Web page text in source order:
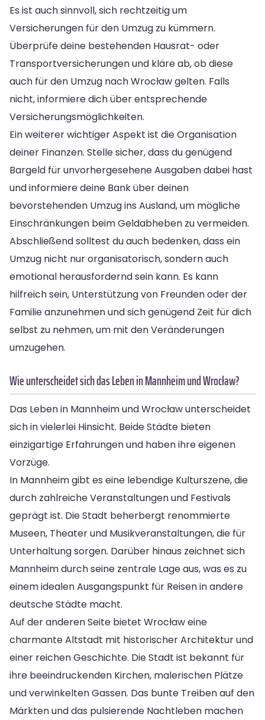
Es ist auch sinnvoll, sich rechtzeitig um
Versicherungen für den Umzug zu kümmern.
Überprüfe deine bestehenden Hausrat- oder
Transportversicherungen und kläre ab, ob diese
auch für den Umzug nach Wrocław gelten. Falls
nicht, informiere dich über entsprechende
Versicherungsmöglichkeiten.
Ein weiterer wichtiger Aspekt ist die Organisation
deiner Finanzen. Stelle sicher, dass du genügend
Bargeld für unvorhergesehene Ausgaben dabei hast
und informiere deine Bank über deinen
bevorstehenden Umzug ins Ausland, um mögliche
Einschränkungen beim Geldabheben zu vermeiden.
Abschließend solltest du auch bedenken, dass ein
Umzug nicht nur organisatorisch, sondern auch
emotional herausfordernd sein kann. Es kann
hilfreich sein, Unterstützung von Freunden oder der
Familie anzunehmen und sich genügend Zeit für dich
selbst zu nehmen, um mit den Veränderungen
umzugehen.
Wie unterscheidet sich das Leben in Mannheim und Wrocław?
Das Leben in Mannheim und Wrocław unterscheidet
sich in vielerlei Hinsicht. Beide Städte bieten
einzigartige Erfahrungen und haben ihre eigenen
Vorzüge.
In Mannheim gibt es eine lebendige Kulturszene, die
durch zahlreiche Veranstaltungen und Festivals
geprägt ist. Die Stadt beherbergt renommierte
Museen, Theater und Musikveranstaltungen, die für
Unterhaltung sorgen. Darüber hinaus zeichnet sich
Mannheim durch seine zentrale Lage aus, was es zu
einem idealen Ausgangspunkt für Reisen in andere
deutsche Städte macht.
Auf der anderen Seite bietet Wrocław eine
charmante Altstadt mit historischer Architektur und
einer reichen Geschichte. Die Stadt ist bekannt für
ihre beeindruckenden Kirchen, malerischen Plätze
und verwinkelten Gassen. Das bunte Treiben auf den
Märkten und das pulsierende Nachtleben machen